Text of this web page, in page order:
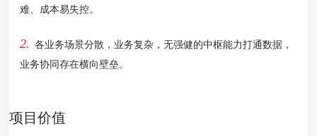
难、成本易失控。
2.
各业务场景分散，业务复杂，无强健的中枢能力打通数据，
业务协同存在横向壁垒。
项目价值